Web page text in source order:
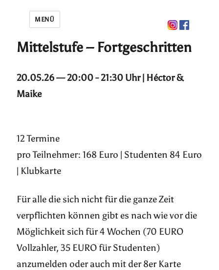
MENÜ
Mittelstufe – Fortgeschritten
20.05.26 — 20:00 - 21:30 Uhr | Héctor &
Maike
12 Termine
pro Teilnehmer: 168 Euro | Studenten 84 Euro
| Klubkarte
Für alle die sich nicht für die ganze Zeit
verpflichten können gibt es nach wie vor die
Möglichkeit sich für 4 Wochen (70 EURO
Vollzahler, 35 EURO für Studenten)
anzumelden oder auch mit der 8er Karte